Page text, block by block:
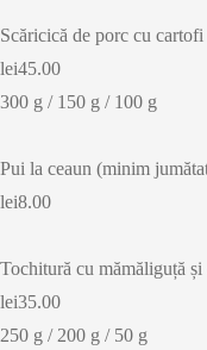
Scăricică de porc cu
lei45.00
300 g / 150 g / 100 g
Pui la ceaun (minim
lei8.00
Tochitură cu mămăliguță și
lei35.00
250 g / 200 g / 50 g